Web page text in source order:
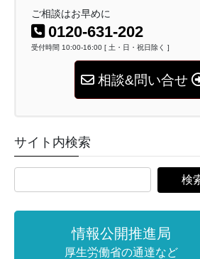
ご相談はお早めに
0120-631-202
受付時間 10:00-16:00 [ 土・日・祝日除く ]
相談&問い合せ
サイト内検索
情報公開推進局
厚生労働省の通達など